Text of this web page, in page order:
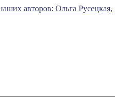
авторов: Ольга